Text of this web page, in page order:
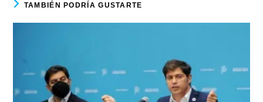
TAMBIÉN PODRÍA GUSTARTE